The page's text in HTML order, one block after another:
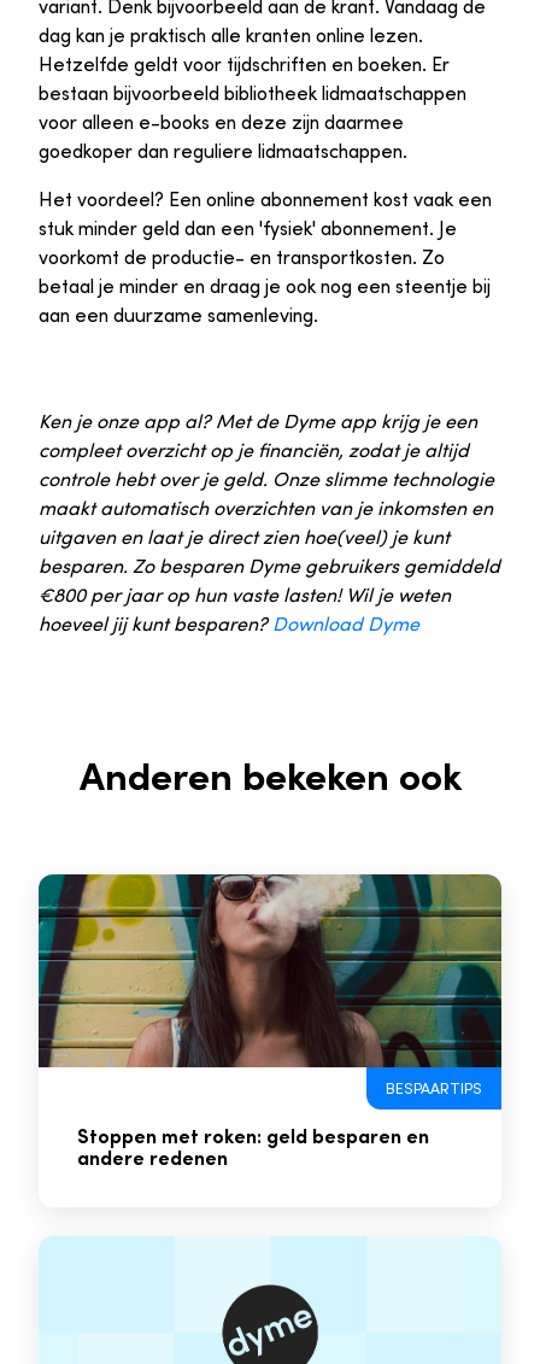
variant. Denk bijvoorbeeld aan de krant. Vandaag de
dag kan je praktisch alle kranten online lezen.
Hetzelfde geldt voor tijdschriften en boeken. Er
bestaan bijvoorbeeld bibliotheek lidmaatschappen
voor alleen e-books en deze zijn daarmee
goedkoper dan reguliere lidmaatschappen.
Het voordeel? Een online abonnement kost vaak een
stuk minder geld dan een 'fysiek' abonnement. Je
voorkomt de productie- en transportkosten. Zo
betaal je minder en draag je ook nog een steentje bij
aan een duurzame samenleving.
Ken je onze app al? Met de Dyme app krijg je een
compleet overzicht op je financiën, zodat je altijd
controle hebt over je geld. Onze slimme technologie
maakt automatisch overzichten van je inkomsten en
uitgaven en laat je direct zien hoe(veel) je kunt
besparen. Zo besparen Dyme gebruikers gemiddeld
€800 per jaar op hun vaste lasten! Wil je weten
hoeveel jij kunt besparen?Download Dyme
Anderen bekeken ook
BESPAARTIPS
Stoppen met roken: geld besparen en
andere redenen